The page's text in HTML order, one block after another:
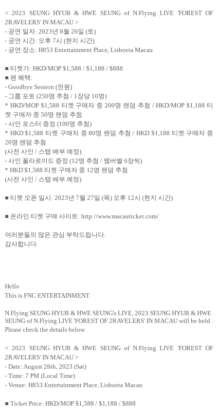
< 2023 SEUNG HYUB & HWE SEUNG of N.Flying LIVE 'FOREST OF
2RAVELERS' IN MACAU >
- 공연 일자: 2023년 8월 26일 (토)
- 공연 시간: 오후 7시 (현지 시간)
- 공연 장소: H853 Entertainment Place, Lisboeta Macau
■ 티켓가: HKD/MOP $1,588 / $1,188 / $888
■ 팬 혜택 :
- Goodbye Session (전원)
- 그룹 포토 (250명 추첨 / 1장당 10명)
* HKD/MOP $1,588 티켓 구매자 중 200명 랜덤 추첨 / HKD/MOP $1,188 티
켓 구매자 중 50명 랜덤 추첨
- 사인 포스터 증정 (100명 추첨)
* HKD $1,588 티켓 구매자 중 80명 랜덤 추첨/ HKD $1,188 티켓 구매자 중
20명 랜덤 추첨
(사전 사인 / 스탭 배부 예정)
- 사인 폴라로이드 증정 (12명 추첨 / 멤버별 6장씩)
* HKD $1,588 티켓 구매자 중 12명 랜덤 추첨
(사전 사인 / 스탭 배부 예정)
■ 티켓 오픈 일시 : 2023년 7월 27일 (목) 오후 12시 (현지 시간)
■ 온라인 티켓 구매 사이트: http://www.macauticket.com/
여러분들의 많은 관심 부탁드립니다.
감사합니다.
Hello
This is FNC ENTERTAINMENT
N.Flying SEUNG HYUB & HWE SEUNG's LIVE, 2023 SEUNG HYUB & HWE
SEUNG of N.Flying LIVE 'FOREST OF 2RAVELERS' IN MACAU will be held.
Please check the details below.
< 2023 SEUNG HYUB & HWE SEUNG of N.Flying LIVE 'FOREST OF
2RAVELERS' IN MACAU >
- Date: August 26th, 2023 (Sat)
- Time: 7 PM (Local Time)
- Venue: H853 Entertainment Place, Lisboeta Macau
■ Ticket Price: HKD/MOP $1,588 / $1,188 / $888